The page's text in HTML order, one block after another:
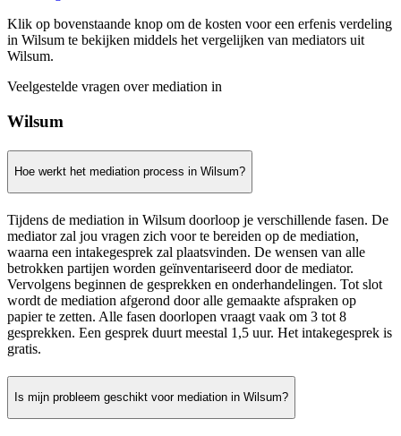
Klik op bovenstaande knop om de kosten voor een erfenis verdeling
in Wilsum te bekijken middels het vergelijken van mediators uit
Wilsum.
Veelgestelde vragen over mediation in
Wilsum
Hoe werkt het mediation process in Wilsum?
Tijdens de mediation in Wilsum doorloop je verschillende fasen. De
mediator zal jou vragen zich voor te bereiden op de mediation,
waarna een intakegesprek zal plaatsvinden. De wensen van alle
betrokken partijen worden geïnventariseerd door de mediator.
Vervolgens beginnen de gesprekken en onderhandelingen. Tot slot
wordt de mediation afgerond door alle gemaakte afspraken op
papier te zetten. Alle fasen doorlopen vraagt vaak om 3 tot 8
gesprekken. Een gesprek duurt meestal 1,5 uur. Het intakegesprek is
gratis.
Is mijn probleem geschikt voor mediation in Wilsum?